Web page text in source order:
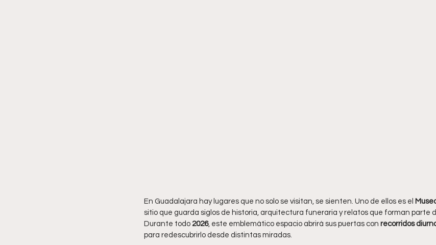
En Guadalajara hay lugares que no solo se visitan, se sienten. Uno de ellos es el
sitio que guarda siglos de historia, arquitectura funeraria y relatos que forman parte
Durante todo 2026, este emblemático espacio abrirá sus puertas con recorridos
para redescubrirlo desde distintas miradas.